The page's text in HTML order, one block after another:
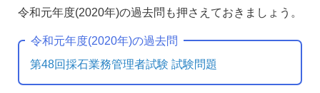
令和元年度(2020年)の過去問も押さえておきましょう。
令和元年度(2020年)の過去問
第48回採石業務管理者試験 試験問題